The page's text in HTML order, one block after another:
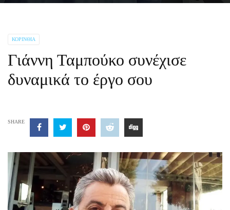
ΚΟΡΙΝΘΊΑ
Γιάννη Ταμπούκο συνέχισε
δυναμικά το έργο σου
SHARE